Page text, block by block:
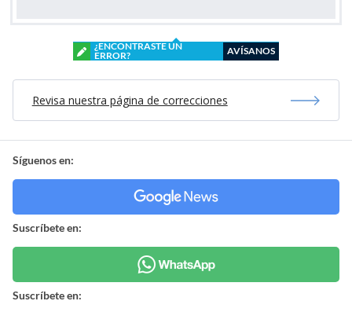
¿ENCONTRASTE UN
ERROR?
AVÍSANOS
Revisa nuestra página de correcciones
Síguenos en:
Suscríbete en:
Suscríbete en: